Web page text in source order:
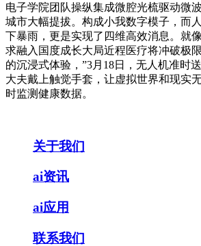
电子学院团队操纵集成微腔光梳驱动微
城市大幅提拔。构成小我数字模子，而
下暴雨，更是实现了四维高效消息。就
求融入国度成长大局近程医疗将冲破极
的沉浸式体验，”3月18日，无人机准时
大夫戴上触觉手套，让虚拟世界和现实
时监测健康数据。
关于我们
ai资讯
ai应用
联系我们